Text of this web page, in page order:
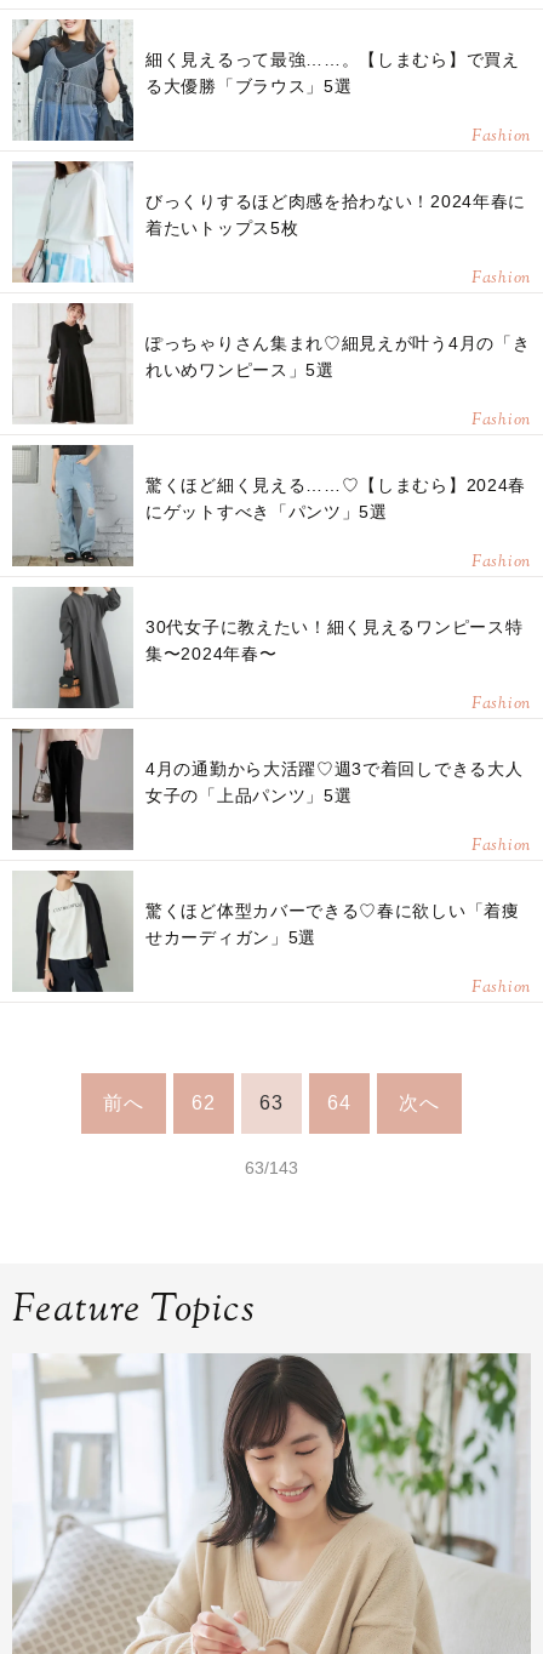
細く見えるって最強……。【しまむら】で買え
る大優勝「ブラウス」5選
Fashion
びっくりするほど肉感を拾わない！2024年春に
着たいトップス5枚
Fashion
ぽっちゃりさん集まれ♡細見えが叶う4月の「き
れいめワンピース」5選
Fashion
驚くほど細く見える……♡【しまむら】2024春
にゲットすべき「パンツ」5選
Fashion
30代女子に教えたい！細く見えるワンピース特
集〜2024年春〜
Fashion
4月の通勤から大活躍♡週3で着回しできる大人
女子の「上品パンツ」5選
Fashion
驚くほど体型カバーできる♡春に欲しい「着痩
せカーディガン」5選
Fashion
前へ 62 63 64 次へ
63/143
Feature Topics